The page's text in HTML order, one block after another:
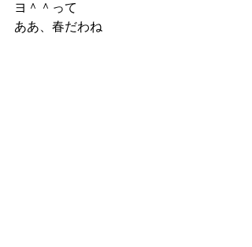
ヨ＾＾って
ああ、春だわね